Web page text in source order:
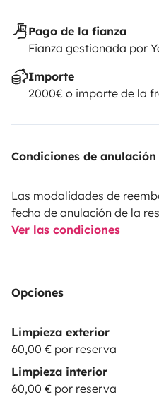
Pago de la fianza
Fianza gestionada por
Importe
2000€ o importe de la
Condiciones de anulación
Las modalidades de
fecha de anulación de la
Ver las condiciones
Opciones
Limpieza exterior
60,00 € por reserva
Limpieza interior
60,00 € por reserva